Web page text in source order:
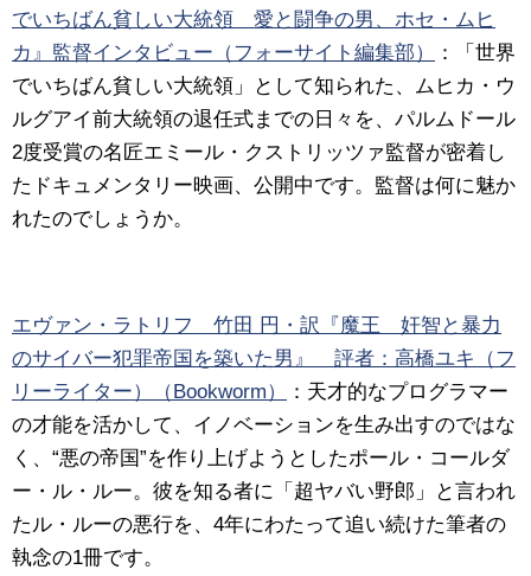
でいちばん貧しい大統領 愛と闘争の男、ホセ・ムヒ
カ』監督インタビュー（フォーサイト編集部）
：「世界
でいちばん貧しい大統領」として知られた、ムヒカ・ウ
ルグアイ前大統領の退任式までの日々を、パルムドール
2度受賞の名匠エミール・クストリッツァ監督が密着し
たドキュメンタリー映画、公開中です。監督は何に魅か
れたのでしょうか。
エヴァン・ラトリフ 竹田 円・訳『魔王 奸智と暴力
のサイバー犯罪帝国を築いた男』 評者：高橋ユキ（フ
リーライター）（Bookworm）
：天才的なプログラマー
の才能を活かして、イノベーションを生み出すのではな
く、“悪の帝国”を作り上げようとしたポール・コールダ
ー・ル・ルー。彼を知る者に「超ヤバい野郎」と言われ
たル・ルーの悪行を、4年にわたって追い続けた筆者の
執念の1冊です。